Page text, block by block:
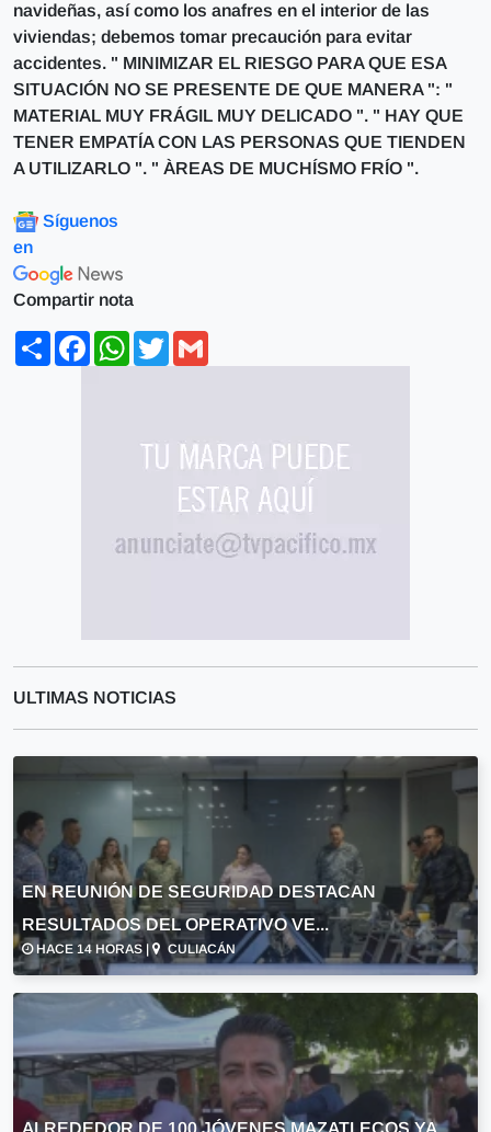
navideñas, así como los anafres en el interior de las
viviendas; debemos tomar precaución para evitar
accidentes. " MINIMIZAR EL RIESGO PARA QUE ESA
SITUACIÓN NO SE PRESENTE DE QUE MANERA ": "
MATERIAL MUY FRÁGIL MUY DELICADO ". " HAY QUE
TENER EMPATÍA CON LAS PERSONAS QUE TIENDEN
A UTILIZARLO ". " ÀREAS DE MUCHÍSMO FRÍO ".
Síguenos
en
Compartir nota
ShareFacebookWhatsApp
Twitter
ULTIMAS NOTICIAS
EN REUNIÓN DE SEGURIDAD DESTACAN
RESULTADOS DEL OPERATIVO VE...
HACE 14 HORAS | CULIACÁN
ALREDEDOR DE 100 JÓVENES MAZATLECOS YA